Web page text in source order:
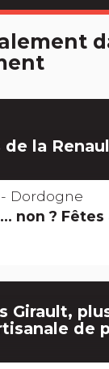
de la
Dordogne
? Fêtes &
Girault,
de